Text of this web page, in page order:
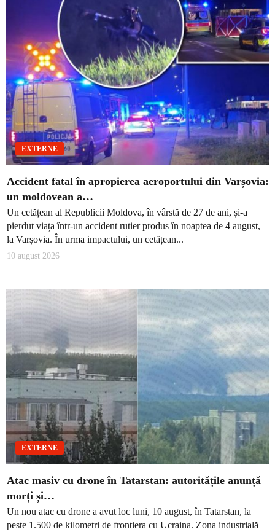
EXTERNE
Accident fatal în apropierea aeroportului din Varșovia:
un moldovean a…
Un cetățean al Republicii Moldova, în vârstă de 27 de ani, și-a
pierdut viața într-un accident rutier produs în noaptea de 4 august,
la Varșovia. În urma impactului, un cetățean...
10 august 2026
EXTERNE
Atac masiv cu drone în Tatarstan: autoritățile anunță
morți și…
Un nou atac cu drone a avut loc luni, 10 august, în Tatarstan, la
peste 1.500 de kilometri de frontiera cu Ucraina. Zona industrială